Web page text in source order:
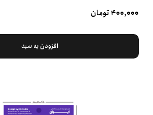
۴۰۰,۰۰۰ تومان
افزودن به سبد